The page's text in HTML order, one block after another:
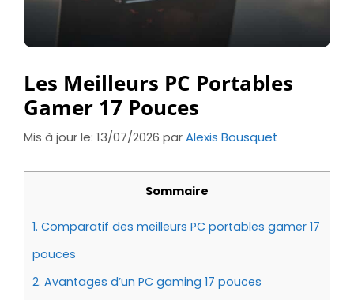
Les Meilleurs PC Portables
Gamer 17 Pouces
Mis à jour le: 13/07/2026 parAlexis Bousquet
Sommaire
1. Comparatif des meilleurs PC portables gamer 17
pouces
2. Avantages d’un PC gaming 17 pouces